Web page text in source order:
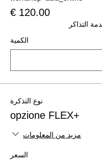
الكمية
نوع التذكرة
+opzione FLEX
مزيد من المعلومات
السعر